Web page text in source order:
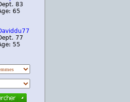
83
65
77
55